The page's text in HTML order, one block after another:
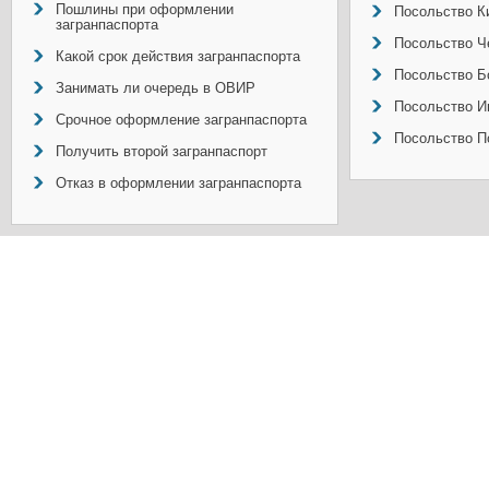
Пошлины при оформлении
загранпаспорта
Какой срок действия загранпаспорта
Занимать ли очередь в ОВИР
Срочное оформление загранпаспорта
Получить второй загранпаспорт
Отказ в оформлении загранпаспорта
Посольство
Посольство
Посольство
Посольство
Посольство